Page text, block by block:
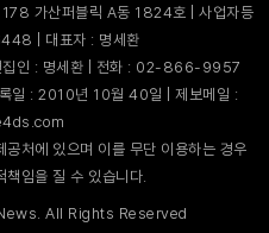
가산퍼블릭 A동 1824호 | 사업자등
| 대표자 : 명세환
집인 : 명세환 | 전화 : 02-866-9957
일 : 2010년 10월 40일 | 제보메일 :
처에 있으며 이를 무단 이용하는 경우
임을 질 수 있습니다.
All Rights Reserved